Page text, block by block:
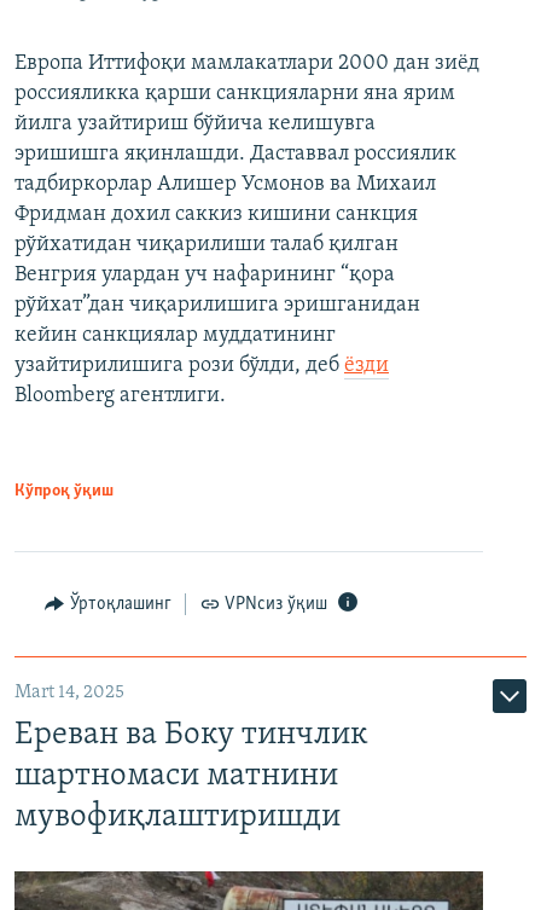
Европа Иттифоқи мамлакатлари 2000 дан зиёд
россияликка қарши санкцияларни яна ярим
йилга узайтириш бўйича келишувга
эришишга яқинлашди. Даставвал россиялик
тадбиркорлар Алишер Усмонов ва Михаил
Фридман дохил саккиз кишини санкция
рўйхатидан чиқарилиши талаб қилган
Венгрия улардан уч нафарининг “қора
рўйхат”дан чиқарилишига эришганидан
кейин санкциялар муддатининг
узайтирилишига рози бўлди, деб ёзди
Bloomberg агентлиги.
Кўпроқ ўқиш
Ўртоқлашинг VPNсиз ўқиш
Mart 14, 2025
Ереван ва Боку тинчлик
шартномаси матнини
мувофиқлаштиришди